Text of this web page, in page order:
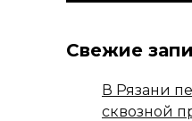
Свежие
В Рязани
сквозной